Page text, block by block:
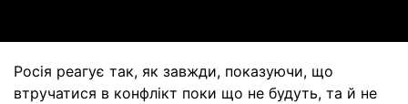
Росія реагує так, як завжди, показуючи, що
втручатися в конфлікт поки що не будуть, та й не